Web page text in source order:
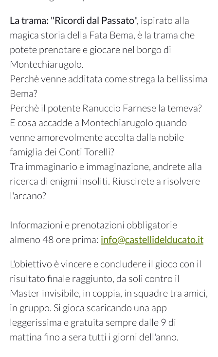
La trama: "Ricordi dal Passato", ispirato alla
magica storia della Fata Bema, è la trama che
potete prenotare e giocare nel borgo di
Montechiarugolo.
Perchè venne additata come strega la bellissima
Bema?
Perchè il potente Ranuccio Farnese la temeva?
E cosa accadde a Montechiarugolo quando
venne amorevolmente accolta dalla nobile
famiglia dei Conti Torelli?
Tra immaginario e immaginazione, andrete alla
ricerca di enigmi insoliti. Riuscirete a risolvere
l'arcano?
Informazioni e prenotazioni obbligatorie
almeno 48 ore prima: info@castellidelducato.it
L'obiettivo è vincere e concludere il gioco con il
risultato finale raggiunto, da soli contro il
Master invisibile, in coppia, in squadre tra amici,
in gruppo. Si gioca scaricando una app
leggerissima e gratuita sempre dalle 9 di
mattina fino a sera tutti i giorni dell'anno.